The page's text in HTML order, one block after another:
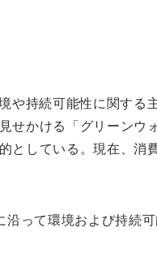
や持続可能性に関する
せかける「グリーンウ
としている。現在、消
って環境および持続